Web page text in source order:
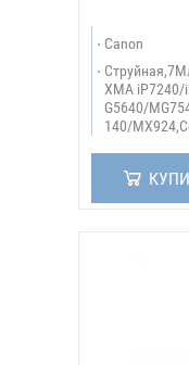
Canon
XMA
G5640/
140/